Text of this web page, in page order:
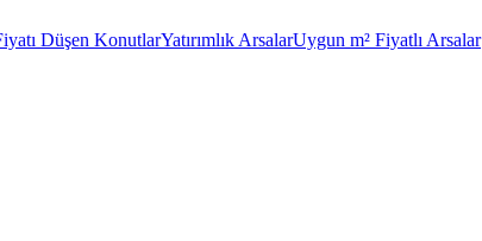
Düşen KonutlarYatırımlık ArsalarUygun m² Fiyatlı Arsalar